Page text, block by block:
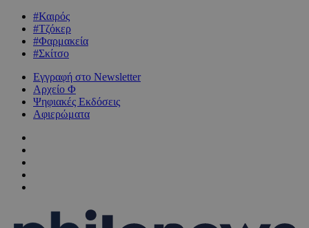
#Καιρός
#Τζόκερ
#Φαρμακεία
#Σκίτσο
Εγγραφή στο Newsletter
Αρχείο Φ
Ψηφιακές Εκδόσεις
Αφιερώματα